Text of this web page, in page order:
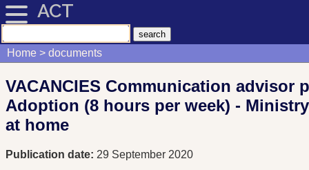
ACT
Home documents
VACANCIES Communication advisor
Adoption (8 hours per week) -
at home
Publication date: 29 September 2020